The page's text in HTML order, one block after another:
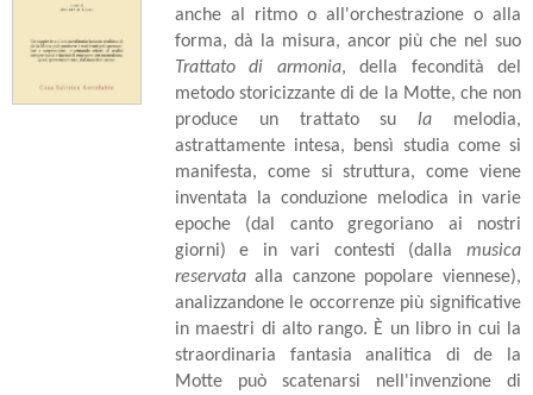
anche al ritmo o all'orchestrazione o alla
forma, dà la misura, ancor più che nel suo
Trattato di armonia, della fecondità del
metodo storicizzante di de la Motte, che non
produce un trattato sula melodia,
astrattamente intesa, bensì studia come si
manifesta, come si struttura, come viene
inventata la conduzione melodica in varie
epoche (dal canto gregoriano ai nostri
giorni) e in vari contesti (dalla musica
reservataalla canzone popolare viennese),
analizzandone le occorrenze più significative
in maestri di alto rango. È un libro in cui la
straordinaria fantasia analitica di de la
Motte può scatenarsi nell'invenzione di